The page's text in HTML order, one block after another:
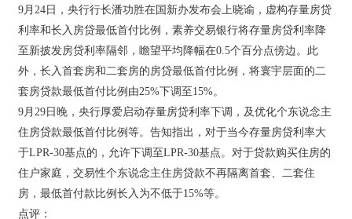
9月24日，央行行长潘功胜在国新办发布会上晓谕，虚构存量房贷
利率和长入房贷最低首付比例，素养交易银行将存量房贷利率降
至新披发房贷利率隔邻，瞻望平均降幅在0.5个百分点傍边。此
外，长入首套房和二套房的房贷最低首付比例，将寰宇层面的二
套房贷款最低首付比例由25%下调至15%。
9月29日晚，央行厚爱启动存量房贷利率下调，及优化个东说念主
住房贷款最低首付比例等。告知指出，对于当今存量房贷利率大
于LPR-30基点的，允许下调至LPR-30基点。对于贷款购买住房的
住户家庭，交易性个东说念主住房贷款不再隔离首套、二套住
房，最低首付款比例长入为不低于15%等。
点评：